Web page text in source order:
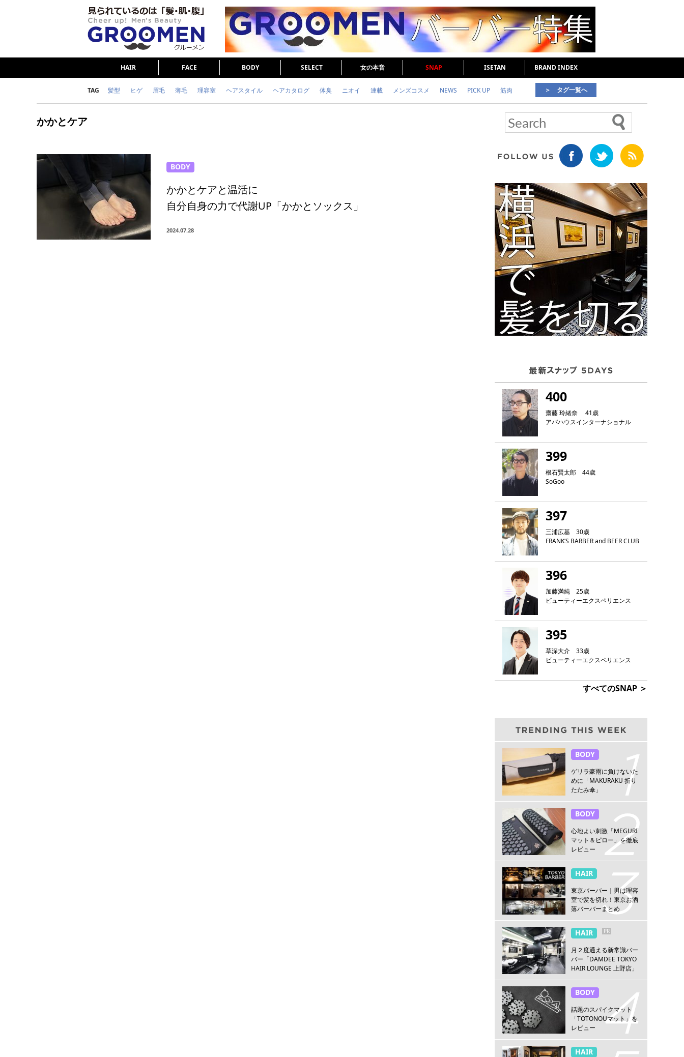
HAIR FACE BODY SELECT 女の本音 SNAP ISETAN BRAND INDEX
TAG 髪型 ヒゲ 眉毛 薄毛 理容室 ヘアスタイル ヘアカタログ 体臭 ニオイ 連載 メンズコスメ NEWS PICK UP 筋肉
頭皮ケア
＞ タグ一覧へ
かかとケア
BODY
かかとケアと温活に
自分自身の力で代謝UP「かかとソックス」
2024.07.28
400
齋藤 玲緒奈 41歳
アバハウスインターナショナル
399
根石賢太郎 44歳
SoGoo
397
三浦広基 30歳
FRANK‘S BARBER and BEER CLUB
396
加藤満純 25歳
ビューティーエクスペリエンス
395
草深大介 33歳
ビューティーエクスペリエンス
すべてのSNAP ＞
BODY
ゲリラ豪雨に負けないた
めに「MAKURAKU 折り
たたみ傘」
BODY
心地よい刺激「MEGURI
マット＆ピロー」を徹底
レビュー
HAIR
東京バーバー｜男は理容
室で髪を切れ！東京お洒
落バーバーまとめ
HAIR PR
月２度通える新常識バー
バー「DAMDEE TOKYO
HAIR LOUNGE 上野店」
BODY
話題のスパイクマット
「TOTONOUマット」を
レビュー
HAIR